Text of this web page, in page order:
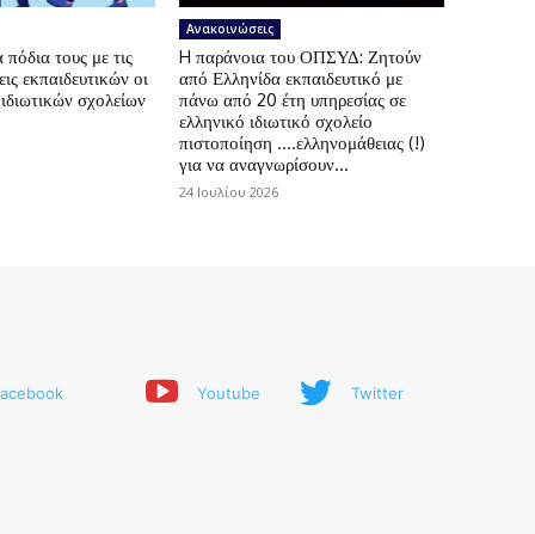
τους με τις
εκπαιδευτικών οι
σχολείων
Ανακοινώσεις
H παράνοια του ΟΠΣΥΔ: Ζητούν
από Ελληνίδα εκπαιδευτικό με
πάνω από 20 έτη υπηρεσίας σε
ελληνικό ιδιωτικό σχολείο
πιστοποίηση ….ελληνομάθειας (!)
για να αναγνωρίσουν...
24 Ιουλίου 2026
Youtube Twitter